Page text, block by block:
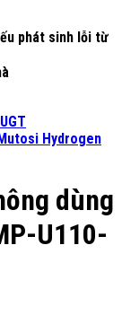
phát sinh lỗi từ
dùng
U110-